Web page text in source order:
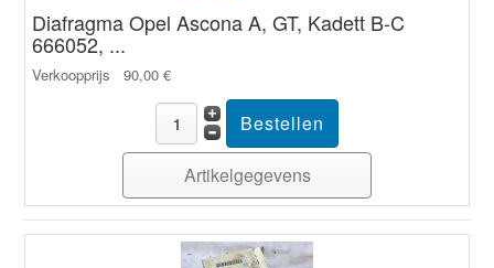
Diafragma Opel Ascona A, GT, Kadett B-C
666052, ...
Verkoopprijs 90,00 €
Artikelgegevens